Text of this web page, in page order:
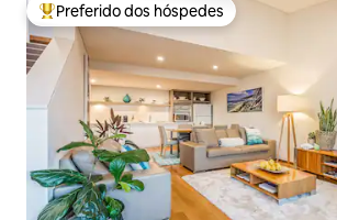
Entre os melhores preferidos dos hóspedes
Preferido dos hóspedes